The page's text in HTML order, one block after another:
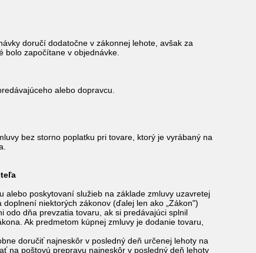
doručí dodatočne v zákonnej lehote, avšak za
bolo započítane v objednávke.
alebo dopravcu.
bez storno poplatku pri tovare, ktorý je vyrábaný na
poskytovaní služieb na základe zmluvy uzavretej
niektorých zákonov (ďalej len ako „Zákon")
odo dňa prevzatia tovaru, ak si predávajúci splnil
Ak predmetom kúpnej zmluvy je dodanie tovaru,
doručiť najneskôr v posledný deň určenej lehoty na
na poštovú prepravu najneskôr v posledný deň lehoty